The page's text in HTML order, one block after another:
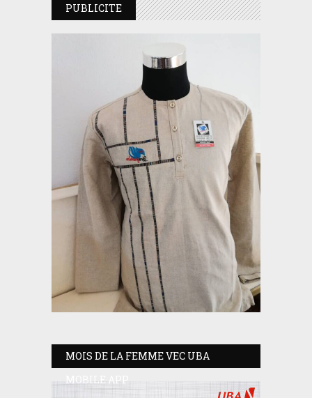
PUBLICITE
MOIS DE LA FEMME VEC UBA
MOBILE APP